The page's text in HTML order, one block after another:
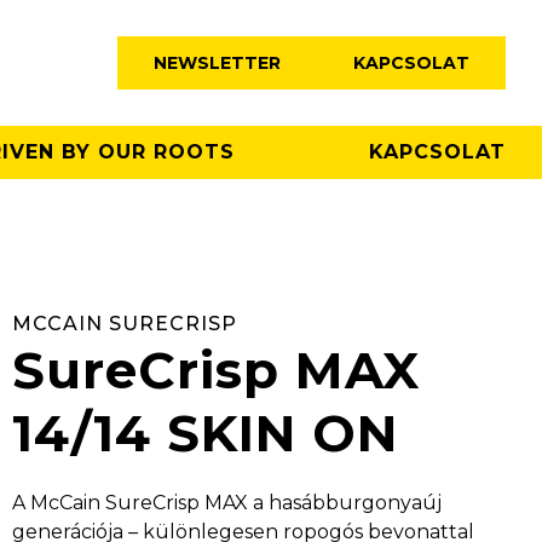
NEWSLETTER KAPCSOLAT
BY OUR ROOTS KAPCSOLAT
MCCAIN SURECRISP
SureCrisp MAX
14/14 SKIN ON
A McCain SureCrisp MAX a hasábburgonyaúj
generációja – különlegesen ropogós bevonattal